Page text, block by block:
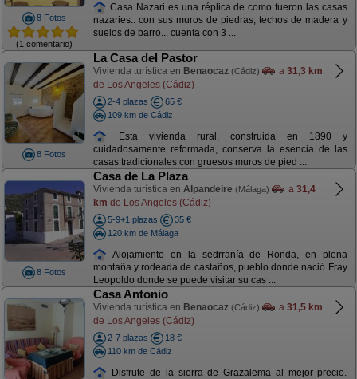
8 Fotos
(1 comentario)
Casa Nazari es una réplica de como fueron las casas
nazaries.. con sus muros de piedras, techos de madera y
suelos de barro... cuenta con 3 ...
8 Fotos
La Casa del Pastor
Vivienda turística en Benaocaz (Cádiz) a 31,3 km
de Los Angeles (Cádiz)
2-4 plazas
65 €
109 km de Cádiz
Esta vivienda rural, construida en 1890 y
cuidadosamente reformada, conserva la esencia de las
casas tradicionales con gruesos muros de pied ...
8 Fotos
Casa de La Plaza
Vivienda turística en Alpandeire (Málaga) a 31,4
km de Los Angeles (Cádiz)
5-9+1 plazas
35 €
120 km de Málaga
Alojamiento en la sedrranía de Ronda, en plena
montaña y rodeada de castaños, pueblo donde nació Fray
Leopoldo donde se puede visitar su cas ...
Casa Antonio
Vivienda turística en Benaocaz (Cádiz) a 31,5 km
de Los Angeles (Cádiz)
2-7 plazas
18 €
110 km de Cádiz
Disfrute de la sierra de Grazalema al mejor precio.